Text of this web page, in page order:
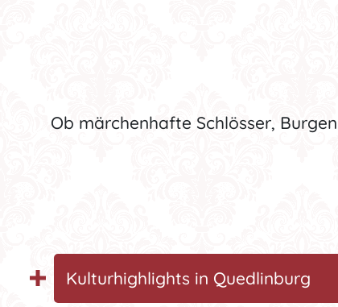
Ob märchenhafte Schlösser,
Kulturhighlights in Quedlinburg